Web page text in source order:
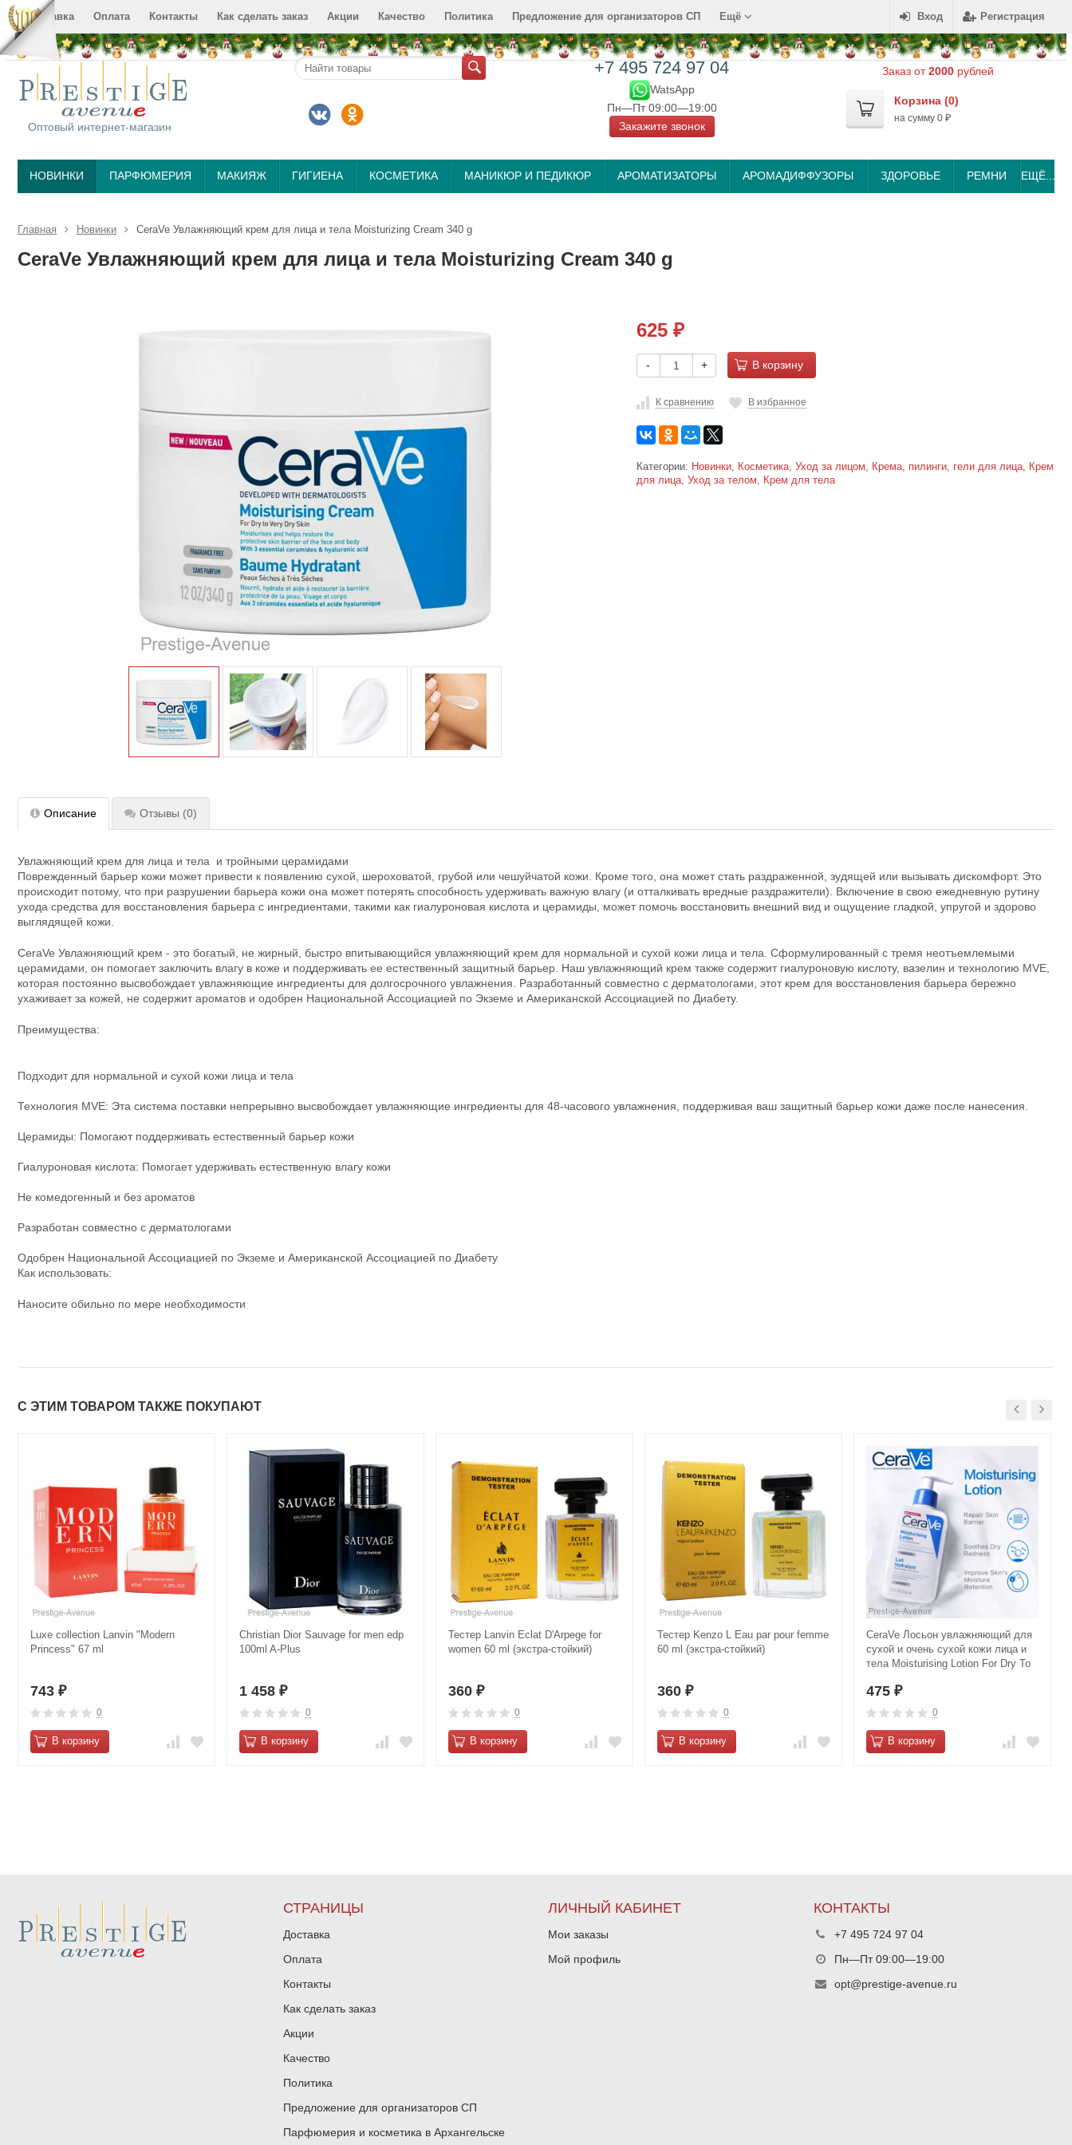
Вход Регистрация
Доставка Оплата Контакты Как сделать заказ Акции Качество Политика Предложение для организаторов СП Ещё
Оптовый интернет-магазин
+7 495 724 97 04
WatsApp
Пн—Пт 09:00—19:00
Закажите звонок
Заказ от2000 рублей
Корзина (0)
на сумму 0 ₽
НОВИНКИ ПАРФЮМЕРИЯ МАКИЯЖ ГИГИЕНА КОСМЕТИКА МАНИКЮР И ПЕДИКЮР АРОМАТИЗАТОРЫ АРОМАДИФФУЗОРЫ ЗДОРОВЬЕ РЕМНИ ЕЩЁ...
Главная Новинки CeraVe Увлажняющий крем для лица и тела Moisturizing Cream 340 g
CeraVe Увлажняющий крем для лица и тела Moisturizing Cream 340 g
625 ₽
- + В корзину
К сравнению В избранное
Категории: Новинки, Косметика, Уход за лицом, Крема, пилинги, гели для лица, Крем
для лица, Уход за телом, Крем для тела
Описание Отзывы (0)
Увлажняющий крем для лица и тела и тройными церамидами
Поврежденный барьер кожи может привести к появлению сухой, шероховатой, грубой или чешуйчатой кожи. Кроме того, она может стать раздраженной, зудящей или вызывать дискомфорт. Это
происходит потому, что при разрушении барьера кожи она может потерять способность удерживать важную влагу (и отталкивать вредные раздражители). Включение в свою ежедневную рутину
ухода средства для восстановления барьера с ингредиентами, такими как гиалуроновая кислота и церамиды, может помочь восстановить внешний вид и ощущение гладкой, упругой и здорово
выглядящей кожи.
CeraVe Увлажняющий крем - это богатый, не жирный, быстро впитывающийся увлажняющий крем для нормальной и сухой кожи лица и тела. Сформулированный с тремя неотъемлемыми
церамидами, он помогает заключить влагу в коже и поддерживать ее естественный защитный барьер. Наш увлажняющий крем также содержит гиалуроновую кислоту, вазелин и технологию MVE,
которая постоянно высвобождает увлажняющие ингредиенты для долгосрочного увлажнения. Разработанный совместно с дерматологами, этот крем для восстановления барьера бережно
ухаживает за кожей, не содержит ароматов и одобрен Национальной Ассоциацией по Экземе и Американской Ассоциацией по Диабету.
Преимущества:
Подходит для нормальной и сухой кожи лица и тела
Технология MVE: Эта система поставки непрерывно высвобождает увлажняющие ингредиенты для 48-часового увлажнения, поддерживая ваш защитный барьер кожи даже после нанесения.
Церамиды: Помогают поддерживать естественный барьер кожи
Гиалуроновая кислота: Помогает удерживать естественную влагу кожи
Не комедогенный и без ароматов
Разработан совместно с дерматологами
Одобрен Национальной Ассоциацией по Экземе и Американской Ассоциацией по Диабету
Как использовать:
Наносите обильно по мере необходимости
С ЭТИМ ТОВАРОМ ТАКЖЕ ПОКУПАЮТ
Luxe collection Lanvin "Modern
Princess" 67 ml
743 ₽
0
В корзину
Christian Dior Sauvage for men edp
100ml A-Plus
1 458 ₽
0
В корзину
Тестер Lanvin Eclat D'Arpege for
women 60 ml (экстра-стойкий)
360 ₽
0
В корзину
Тестер Kenzo L Eau par pour femme
60 ml (экстра-стойкий)
360 ₽
0
В корзину
CeraVe Лосьон увлажняющий для
сухой и очень сухой кожи лица и
тела Moisturising Lotion For Dry To
475 ₽
0
В корзину
СТРАНИЦЫ
Доставка
Оплата
Контакты
Как сделать заказ
Акции
Качество
Политика
Предложение для организаторов СП
Парфюмерия и косметика в Архангельске
ЛИЧНЫЙ КАБИНЕТ
Мои заказы
Мой профиль
КОНТАКТЫ
+7 495 724 97 04
Пн—Пт 09:00—19:00
opt@prestige-avenue.ru